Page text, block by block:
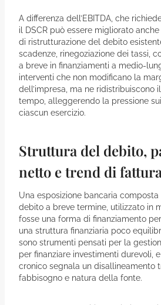
A differenza dell’EBITDA, che
il DSCR può essere migliorato
di ristrutturazione del debito
scadenze, rinegoziazione dei tassi,
a breve in finanziamenti a medio-
interventi che non modificano la
dell’impresa, ma ne ridistribuiscono
tempo, alleggerendo la pressione
ciascun esercizio.
Struttura del debito,
netto e trend di
Una esposizione bancaria
debito a breve termine, utilizzato in
fosse una forma di finanziamento
una struttura finanziaria poco
sono strumenti pensati per la
per finanziare investimenti durevoli,
cronico segnala un disallineamento
fabbisogno e natura della fonte.